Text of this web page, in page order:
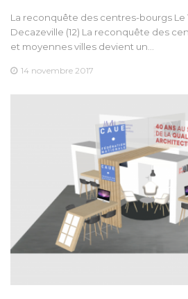
La reconquête des centres-bourgs Le
Decazeville (12) La reconquête des
et moyennes villes devient un…
14 novembre 2017